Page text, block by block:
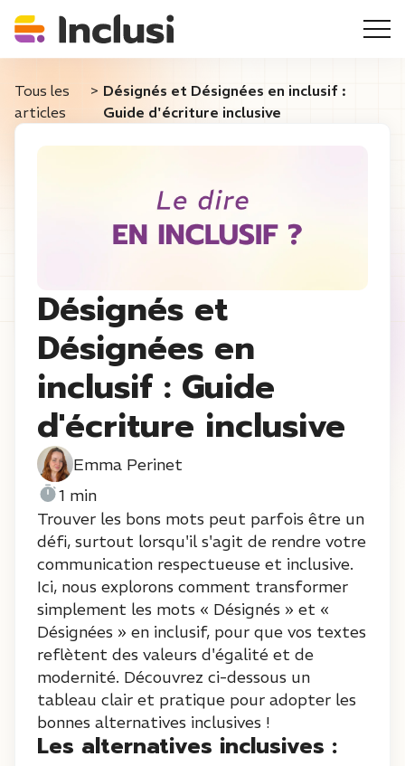
Tous les
articles
> Désignés et Désignées en inclusif :
Guide d'écriture inclusive
Désignés et
Désignées en
inclusif : Guide
d'écriture inclusive
Emma Perinet
1 min
Trouver les bons mots peut parfois être un
défi, surtout lorsqu'il s'agit de rendre votre
communication respectueuse et inclusive.
Ici, nous explorons comment transformer
simplement les mots « Désignés » et «
Désignées » en inclusif, pour que vos textes
reflètent des valeurs d'égalité et de
modernité. Découvrez ci-dessous un
tableau clair et pratique pour adopter les
bonnes alternatives inclusives !
Les alternatives inclusives :